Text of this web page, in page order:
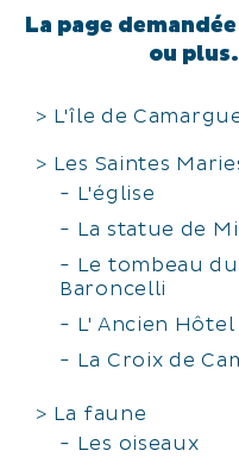
La page
ou
L'île de
Les Saintes
L'église
La statue de
Le tombeau
Baroncelli
L' Ancien Hôtel
La Croix de
La faune
Les oiseaux